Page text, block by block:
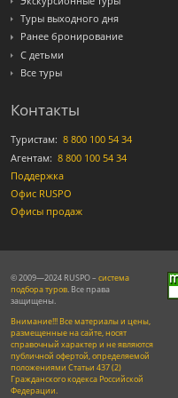
Туры выходного дня
Ранее бронирование
С детьми
Все туры
Контакты
Туристам: 8 800 100 54 34
Агентам: 8 800 100 54 34
Поддержка
Офис RUSPO
Офисы продаж
© 2009—2024 RUSPO – система
подбора туров. Все права
защищены.
Внимание!!! Все материалы и цены,
размещенные на сайте, носят
справочный характер и не являются
публичной офертой, определяемой
положениями Статьи 437 (2)
Гражданского кодекса Российской
Федерации.